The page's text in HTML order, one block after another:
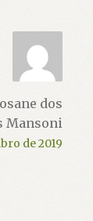
dos
Mansoni
de 2019